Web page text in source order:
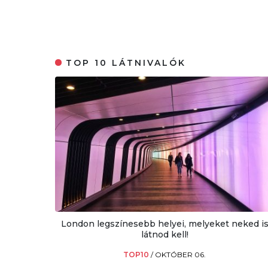
TOP 10 LÁTNIVALÓK
London legszínesebb helyei, melyeket neked is
látnod kell!
TOP10/ OKTÓBER 06.